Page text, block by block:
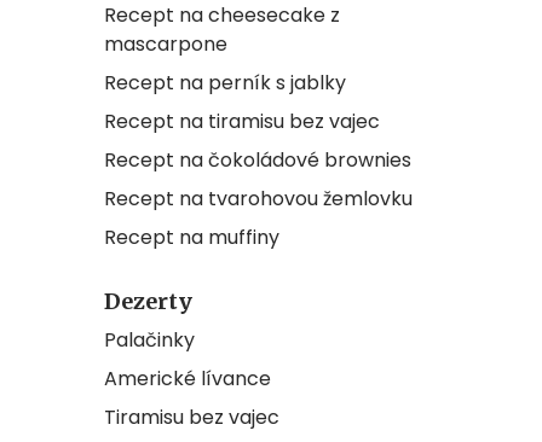
Recept na cheesecake z
mascarpone
Recept na perník s jablky
Recept na tiramisu bez vajec
Recept na čokoládové brownies
Recept na tvarohovou žemlovku
Recept na muffiny
Dezerty
Palačinky
Americké lívance
Tiramisu bez vajec